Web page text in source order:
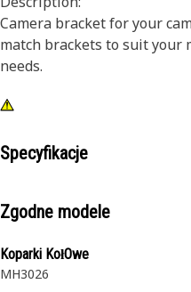
Camera bracket for your
match brackets to suit your
needs.
Specyfikacje
Zgodne modele
Koparki KołOwe
MH3026